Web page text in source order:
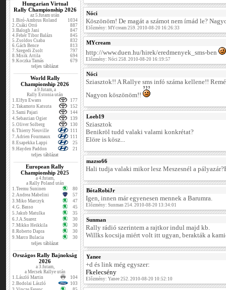
Hungarian Virtual
Rally Championship 2026
az 5.futam után
1.Biró-Ambrus Roland
1034
2.Csáki Ottó
887
3.Balogh Jani
847
4.Fehér Tibor Balázs
845
5.Zsoldos Csaba
832
6.Gách Bence
813
7.Szegedi Zsolt
797
8.Misik Attila
694
9.Koczka Tamás 679
teljes táblázat
World Rally
Championship 2026
a 9.futam, a
Rally Estonia után
1.Elfyn Ewans
177
2.Takamoto Katsuta
152
3.Sami Pajari
144
4.Sebastian Ogier
139
5.Oliver Solberg
130
6.Thierry Neuville
111
7.Adrien Fourmaux
111
8.Esapekka Lappi
25
9.Hayden Paddon 21
teljes táblázat
European Rally
Championship 2025
a 4.futam,
a Rally Poland után
1.Teemu Suninen
80
2.Andrea Mabelini
57
3.Miko Marczyk
47
4.G. Basso
45
5.Jakub Matulka
35
6.J.A.Suarez
30
7.Mikko Heikkila
30
8.Roberto Dapra
30
9.Marco Bulacia 30
teljes táblázat
Országos Rally Bajnokság
2026
a 3.futam,
a Mecsek Rallye után
1.László Martin
104
2.Bodolai László
103
Nóci
Köszönöm! De magát a számot nem írnád le?
Előzmény: MYcream 259. 2010-08-20 16:26:33
MYcream
http://www.duen.hu/hirek/eredmenyek_sms-ben
Előzmény: Nóci 258. 2010-08-20 16:19:57
Nóci
Sziasztok!! A Rallye sms infó száma kellene!!
Nagyon köszönöm!!
Loeb19
Sziasztok
Benikröl tudd valaki valami konkrétat?
Elöre is kösz...
mazso66
Hali tudja valaki mikor lesz Meszesnél a
BótaRobiJr
Igen, innen már egyenesen mennek a Barumra.
Előzmény: Sunman 254. 2010-08-20 13:34:01
Sunman
Rally rádió szerintem a rajtkor indul majd kb.
Willks kocsija miért volt itt ugyan, berakták a
Yanee
+d és link még egyszer:
Fkelecsény
Előzmény: Yanee 252. 2010-08-20 10:52:10